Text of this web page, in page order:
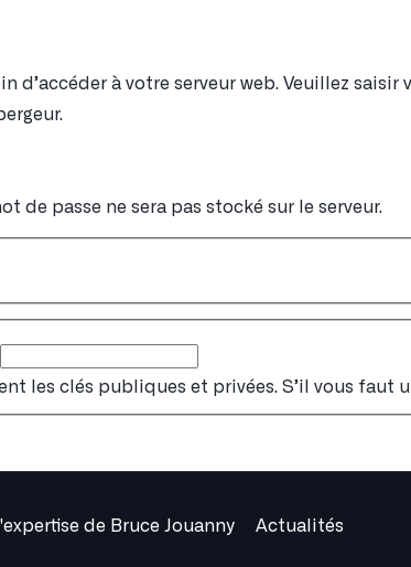
d’accéder à votre serveur web. Veuillez
de passe ne sera pas stocké sur le serveur.
les clés publiques et privées. S’il vous
de Bruce Jouanny Actualités